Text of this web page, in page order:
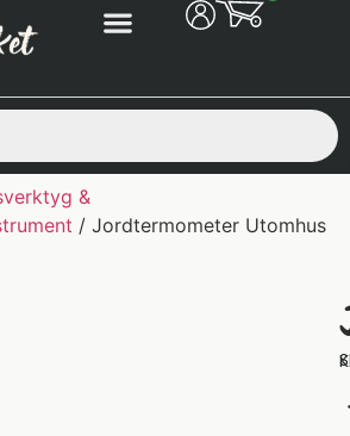
&
/ Jordtermometer Utomhus